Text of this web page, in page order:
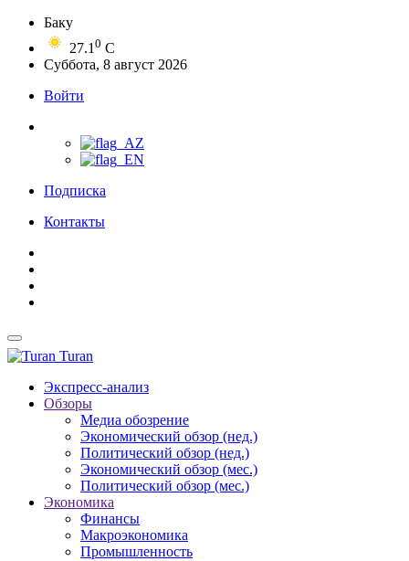
Баку
27.1 0 C
Суббота, 8 август 2026
Войти
Подписка
Контакты
Turan
Экспресс-анализ
Обзоры
Медиа обозрение
Экономический обзор (нед.)
Политический обзор (нед.)
Экономический обзор (мес.)
Политический обзор (мес.)
Экономика
Финансы
Макроэкономика
Промышленность